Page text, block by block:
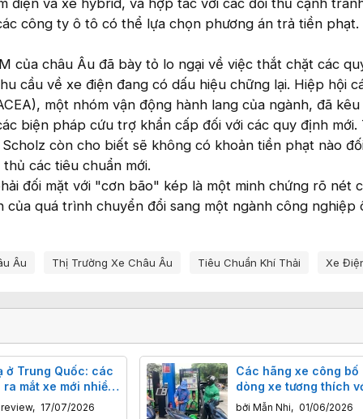
công ty ô tô có thể lựa chọn phương án trả tiền phạt.
của châu Âu đã bày tỏ lo ngại về việc thắt chặt các
cầu về xe điện đang có dấu hiệu chững lại. Hiệp hội
một nhóm vận động hành lang của ngành, đã kêu
biện pháp cứu trợ khẩn cấp đối với các quy định mới.
còn cho biết sẽ không có khoản tiền phạt nào
các tiêu chuẩn mới.
đối mặt với "cơn bão" kép là một minh chứng rõ nét
của quá trình chuyển đổi sang một ngành công nghiệp
Âu Thị Trường Xe Châu Âu Tiêu Chuẩn Khí Thải Xe
ở Trung Quốc: các
mắt xe mới nhiều
, 17/07/2026
Các hãng xe công bố
dòng xe tương thích
E10, anh em vào xem
bởi Mẫn Nhi, 01/06/2026